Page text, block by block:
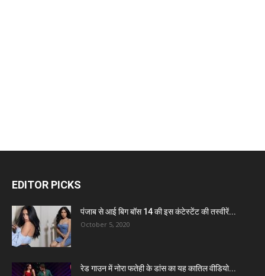
EDITOR PICKS
पंजाब से आई बिग बॉस 14 की इस कंटेस्टेंट की तस्वीरें...
October 5, 2020
रेड गाउन में नोरा फतेही के डांस का यह कातिल वीडियो...